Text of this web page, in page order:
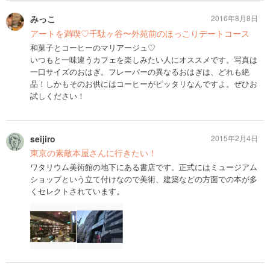
みっこ
アートを満喫♡千駄ヶ谷〜外苑前のほっこりデートコース
和菓子とコーヒーのマリアージュ♡
いつもと一味違うカフェを楽しみたい人にオススメです。写真は
一口サイズのおはぎ。フレーバーの異なるおはぎは、どれも絶
品！しかもそのお供にはコーヒーがピッタリなんですよ。ぜひお
試しください！
2016年8月8日
seijiro
東京の素敵本屋さんに行きたい！
ワタリウム美術館の地下にある書店です。正式にはミュージアム
ショップという立て付けなので美術、建築などの方面での本が多
くセレクトされています。
2015年2月4日